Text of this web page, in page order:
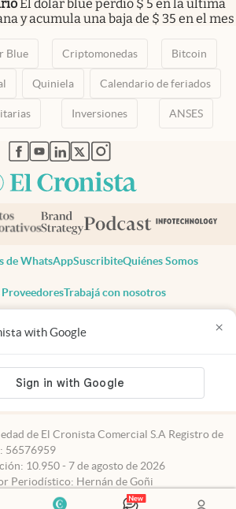
with Google ×
El dólar blue perdió $ 5 en la última
y acumula una baja de $ 35 en el mes
Blue Criptomonedas Bitcoin
Quiniela Calendario de feriados
Inversiones ANSES
abre en nueva pestaña
abre en nueva pestaña
abre en nueva pestaña
abre en nueva pestaña
abre en nueva pestaña
de WhatsAppSuscribiteQuiénes Somos
Trabajá con nosotros
los derechos reservados
Privacidad
Consentimiento
Tel:+54 11 7078-3270
de El Cronista Comercial S.A Registro de
56576959
10.950 - 7 de agosto de 2026
Periodístico: Hernán de Goñi